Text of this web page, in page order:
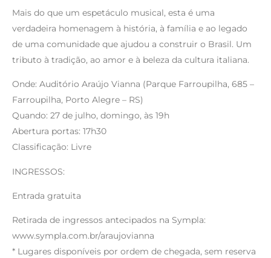
Mais do que um espetáculo musical, esta é uma
verdadeira homenagem à história, à família e ao legado
de uma comunidade que ajudou a construir o Brasil. Um
tributo à tradição, ao amor e à beleza da cultura italiana.
Onde: Auditório Araújo Vianna (Parque Farroupilha, 685 –
Farroupilha, Porto Alegre – RS)
Quando: 27 de julho, domingo, às 19h
Abertura portas: 17h30
Classificação: Livre
INGRESSOS:
Entrada gratuita
Retirada de ingressos antecipados na Sympla:
www.sympla.com.br/araujovianna
* Lugares disponíveis por ordem de chegada, sem reserva